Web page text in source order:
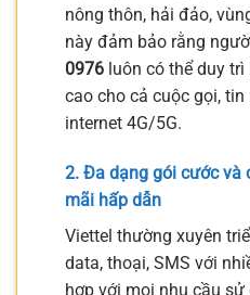
nông thôn, hải đảo,
này đảm bảo rằng
0976 luôn có thể duy
cao cho cả cuộc gọi,
internet 4G/5G.
2. Đa dạng gói cước và
mãi hấp dẫn
Viettel thường xuyên
data, thoại, SMS với
hợp với mọi nhu cầu